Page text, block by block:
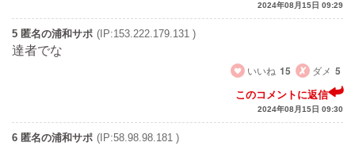
2024年08月15日 09:29
5 匿名の浦和サポ (IP:153.222.179.131 )
達者でな
いいね 15 ダメ 5
このコメントに返信
2024年08月15日 09:30
6 匿名の浦和サポ (IP:58.98.98.181 )